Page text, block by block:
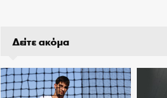
Δείτε ακόμα